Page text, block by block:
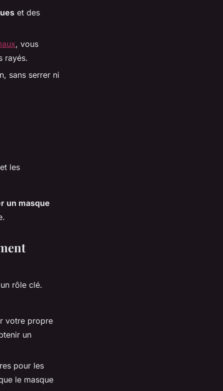
et des
, vous
rayés.
sans serrer ni
les
un masque
rôle clé.
votre propre
un
pour les
le masque